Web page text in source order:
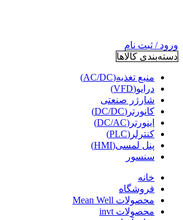
ورود / ثبت نام
دسته‌بندی کالاها
منبع تغذیه(AC/DC)
درایو(VFD)
شارژر صنعتی
کانورتر(DC/DC)
اینورتر(DC/AC)
کنترلر(PLC)
پنل لمسی(HMI)
سنسور
خانه
فروشگاه
محصولات Mean Well
محصولات invt